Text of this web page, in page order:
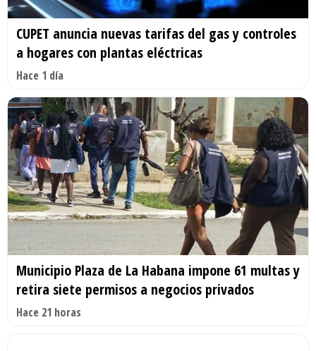
CUPET anuncia nuevas tarifas del gas y controles
a hogares con plantas eléctricas
Hace 1 día
Municipio Plaza de La Habana impone 61 multas y
retira siete permisos a negocios privados
Hace 21 horas